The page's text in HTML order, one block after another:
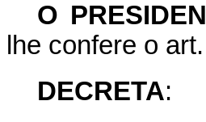
O
lhe confere o
DECRETA: